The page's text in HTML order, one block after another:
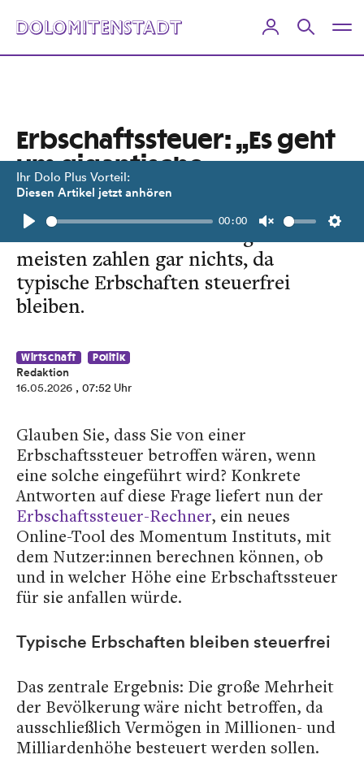
Ihr Dolo Plus Vorteil:
Diesen Artikel jetzt anhören
Play
00:00
Unmute
Erbschaftssteuer: „Es geht
um gigantische
Vermögen“
Neuer Steuer-Rechner zeigt: Die
meisten zahlen gar nichts, da
typische Erbschaften steuerfrei
bleiben.
Wirtschaft Politik
Redaktion
16.05.2026 , 07:52 Uhr
Glauben Sie, dass Sie von einer
Erbschaftssteuer betroffen wären, wenn
eine solche eingeführt wird? Konkrete
Antworten auf diese Frage liefert nun der
Erbschaftssteuer-Rechner, ein neues
Online-Tool des Momentum Instituts, mit
dem Nutzer:innen berechnen können, ob
und in welcher Höhe eine Erbschaftssteuer
für sie anfallen würde.
Typische Erbschaften bleiben steuerfrei
Das zentrale Ergebnis: Die große Mehrheit
der Bevölkerung wäre nicht betroffen, da
ausschließlich Vermögen in Millionen- und
Milliardenhöhe besteuert werden sollen.